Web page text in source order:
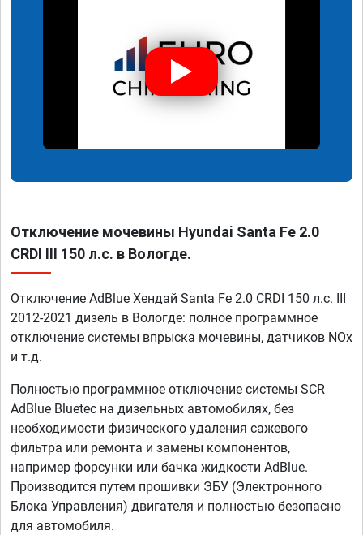
Отключение мочевины Hyundai Santa Fe 2.0
CRDI III 150 л.с. в Вологде.
Отключение AdBlue Хендай Santa Fe 2.0 CRDI 150 л.с. III
2012-2021 дизель в Вологде: полное программное
отключение системы впрыска мочевины, датчиков NOx
и т.д.
Полностью программное отключение системы SCR
AdBlue Bluetec на дизельных автомобилях, без
необходимости физического удаления сажевого
фильтра или ремонта и замены компонентов,
например форсунки или бачка жидкости AdBlue.
Производится путем прошивки ЭБУ (Электронного
Блока Управления) двигателя и полностью безопасно
для автомобиля.